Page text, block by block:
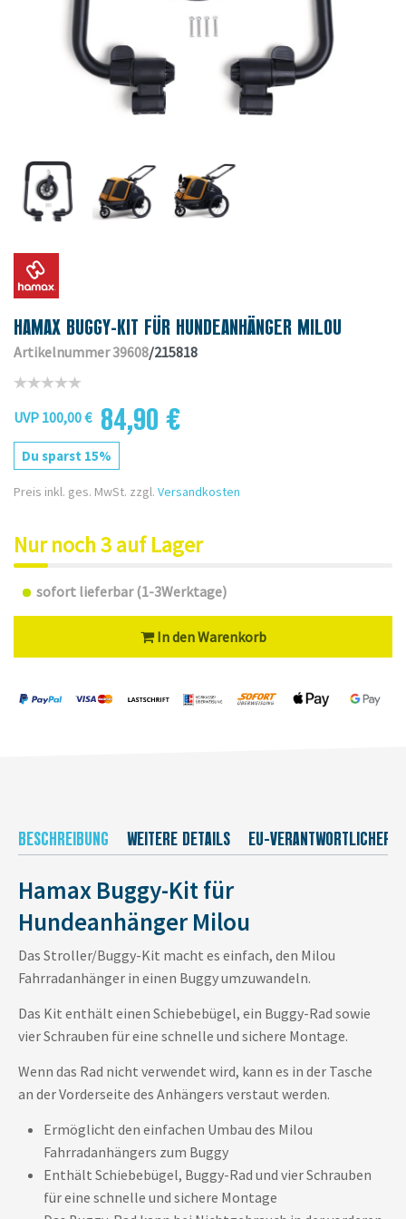
HAMAX BUGGY-KIT FÜR HUNDEANHÄNGER MILOU
Artikelnummer 39608/215818
UVP 100,00 € 84,90 €
Du sparst 15%
Preis inkl. ges. MwSt. zzgl. Versandkosten
Nur noch 3 auf Lager
sofort lieferbar (1-3Werktage)
In den Warenkorb
BESCHREIBUNG WEITERE DETAILS EU-VERANTWORTLICHER
Hamax Buggy-Kit für
Hundeanhänger Milou
Das Stroller/Buggy-Kit macht es einfach, den Milou
Fahrradanhänger in einen Buggy umzuwandeln.
Das Kit enthält einen Schiebebügel, ein Buggy-Rad sowie
vier Schrauben für eine schnelle und sichere Montage.
Wenn das Rad nicht verwendet wird, kann es in der Tasche
an der Vorderseite des Anhängers verstaut werden.
Ermöglicht den einfachen Umbau des Milou
Fahrradanhängers zum Buggy
Enthält Schiebebügel, Buggy-Rad und vier Schrauben
für eine schnelle und sichere Montage